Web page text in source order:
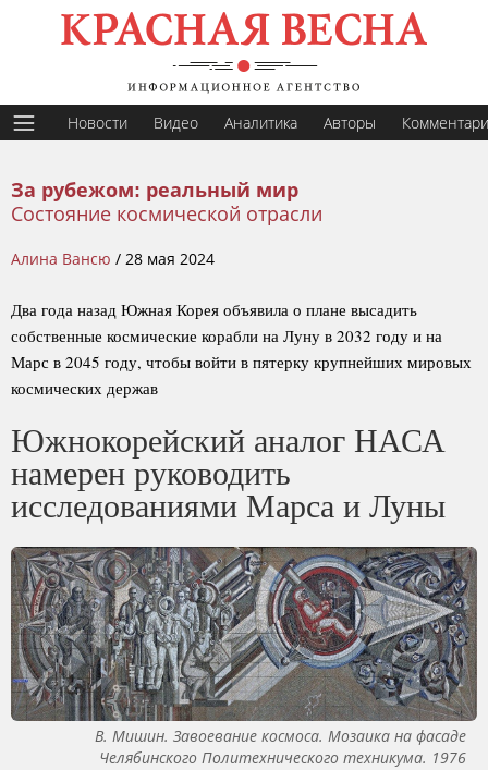
Новости Видео Аналитика Авторы
За рубежом: реальный мир
Состояние космической отрасли
Алина Вансю / 28 мая 2024
Два года назад Южная Корея объявила о плане высадить
собственные космические корабли на Луну в 2032 году и на
Марс в 2045 году, чтобы войти в пятерку крупнейших мировых
космических держав
Южнокорейский аналог НАСА
намерен руководить
исследованиями Марса и Луны
В. Мишин. Завоевание космоса. Мозаика на фасаде
Челябинского Политехнического техникума. 1976